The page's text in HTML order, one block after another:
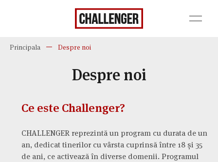
Principala Despre noi
Despre noi
Ce este Challenger?
CHALLENGER reprezintă un program cu durata de un
an, dedicat tinerilor cu vârsta cuprinsă între 18 și 35
de ani, ce activează în diverse domenii. Programul